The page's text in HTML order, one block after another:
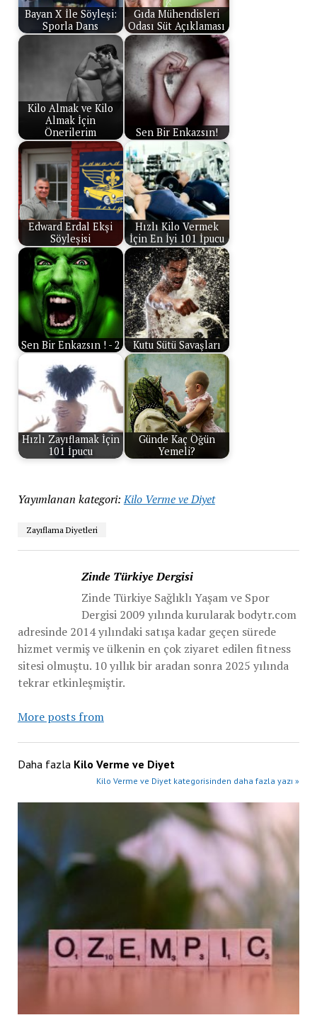
Bayan X İle Söyleşi:
Sporla Dans
Gıda Mühendisleri
Odası Süt Açıklaması
Kilo Almak ve Kilo
Almak İçin
Önerilerim
Sen Bir Enkazsın!
Edward Erdal Ekşi
Söyleşisi
Hızlı Kilo Vermek
İçin En İyi 101 İpucu
Sen Bir Enkazsın ! - 2 Kutu Sütü Savaşları
Hızlı Zayıflamak İçin
101 İpucu
Günde Kaç Öğün
Yemeli?
Yayımlanan kategori: Kilo Verme ve Diyet
Zayıflama Diyetleri
Zinde Türkiye Dergisi
Zinde Türkiye Sağlıklı Yaşam ve Spor
Dergisi 2009 yılında kurularak bodytr.com
adresinde 2014 yılındaki satışa kadar geçen sürede
hizmet vermiş ve ülkenin en çok ziyaret edilen fitness
sitesi olmuştu. 10 yıllık bir aradan sonra 2025 yılında
tekrar etkinleşmiştir.
More posts from
Daha fazla Kilo Verme ve Diyet
Kilo Verme ve Diyet kategorisinden daha fazla yazı »